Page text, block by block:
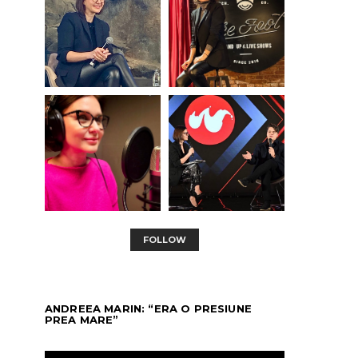
FOLLOW
ANDREEA MARIN: “ERA O PRESIUNE
PREA MARE”